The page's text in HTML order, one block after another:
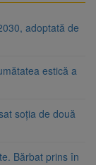
adoptată de
estică a
soția de două
Bărbat prins în